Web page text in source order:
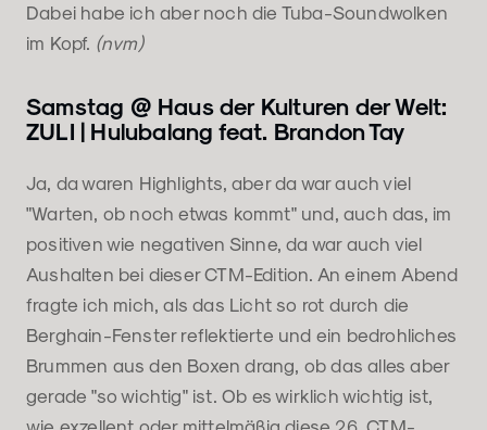
Dabei habe ich aber noch die Tuba-Soundwolken
im Kopf. (nvm)
Samstag @ Haus der Kulturen der Welt:
ZULI | Hulubalang feat. Brandon Tay
Ja, da waren Highlights, aber da war auch viel
"Warten, ob noch etwas kommt" und, auch das, im
positiven wie negativen Sinne, da war auch viel
Aushalten bei dieser CTM-Edition. An einem Abend
fragte ich mich, als das Licht so rot durch die
Berghain-Fenster reflektierte und ein bedrohliches
Brummen aus den Boxen drang, ob das alles aber
gerade "so wichtig" ist. Ob es wirklich wichtig ist,